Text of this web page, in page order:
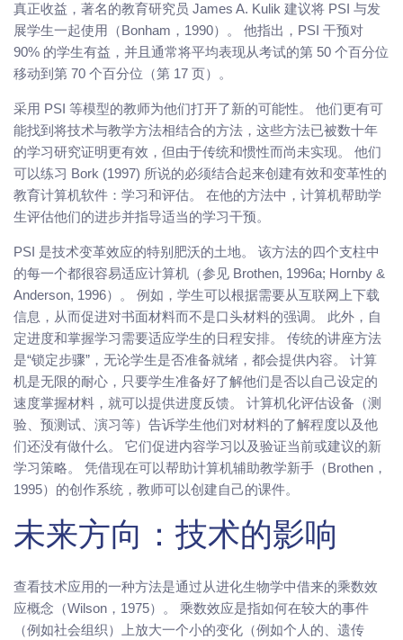
真正收益，著名的教育研究员 James A. Kulik 建议将 PSI 与发
展学生一起使用（Bonham，1990）。 他指出，PSI 干预对
90% 的学生有益，并且通常将平均表现从考试的第 50 个百分位
移动到第 70 个百分位（第 17 页）。
采用 PSI 等模型的教师为他们打开了新的可能性。 他们更有可
能找到将技术与教学方法相结合的方法，这些方法已被数十年
的学习研究证明更有效，但由于传统和惯性而尚未实现。 他们
可以练习 Bork (1997) 所说的必须结合起来创建有效和变革性的
教育计算机软件：学习和评估。 在他的方法中，计算机帮助学
生评估他们的进步并指导适当的学习干预。
PSI 是技术变革效应的特别肥沃的土地。 该方法的四个支柱中
的每一个都很容易适应计算机（参见 Brothen, 1996a; Hornby &
Anderson, 1996）。 例如，学生可以根据需要从互联网上下载
信息，从而促进对书面材料而不是口头材料的强调。 此外，自
定进度和掌握学习需要适应学生的日程安排。 传统的讲座方法
是“锁定步骤”，无论学生是否准备就绪，都会提供内容。 计算
机是无限的耐心，只要学生准备好了解他们是否以自己设定的
速度掌握材料，就可以提供进度反馈。 计算机化评估设备（测
验、预测试、演习等）告诉学生他们对材料的了解程度以及他
们还没有做什么。 它们促进内容学习以及验证当前或建议的新
学习策略。 凭借现在可以帮助计算机辅助教学新手（Brothen，
1995）的创作系统，教师可以创建自己的课件。
未来方向：技术的影响
查看技术应用的一种方法是通过从进化生物学中借来的乘数效
应概念（Wilson，1975）。 乘数效应是指如何在较大的事件
（例如社会组织）上放大一个小的变化（例如个人的、遗传